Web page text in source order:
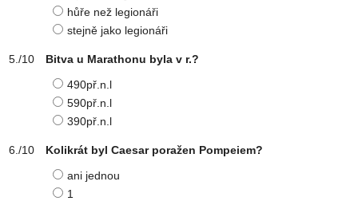
hůře než legionáři
stejně jako legionáři
Bitva u Marathonu byla v r.?
490př.n.l
590př.n.l
390př.n.l
Kolikrát byl Caesar poražen Pompeiem?
ani jednou
1